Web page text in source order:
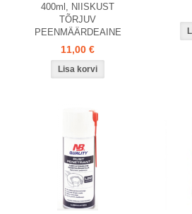
400ml, NIISKUST
TÕRJUV
PEENMÄÄRDEAINE
11,00 €